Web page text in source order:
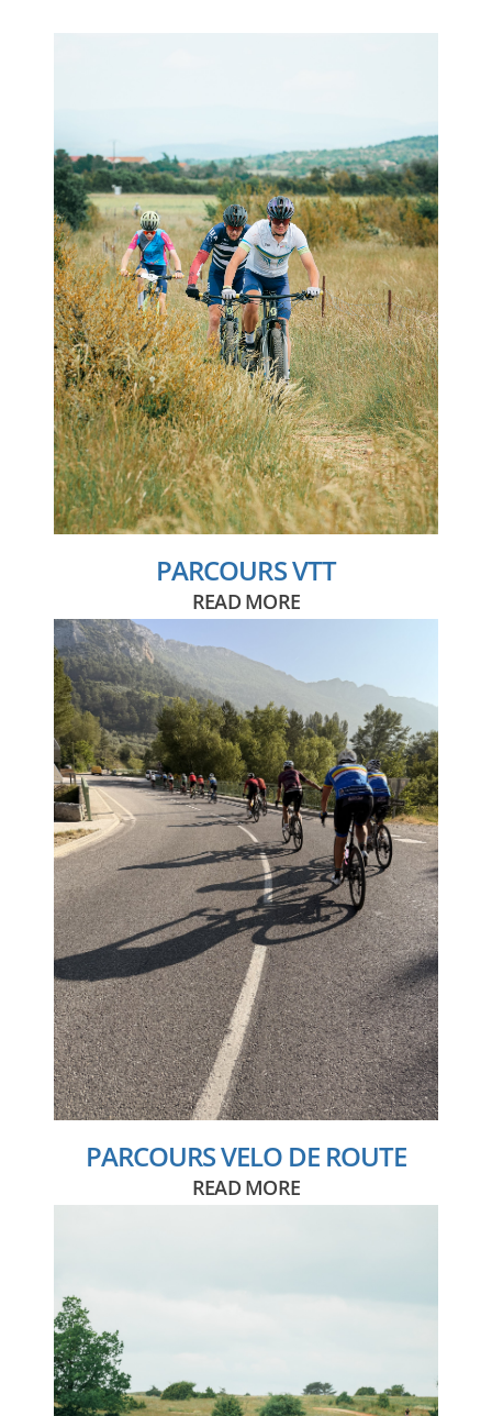
PARCOURS VTT
READ MORE
PARCOURS VELO DE ROUTE
READ MORE
Crédits
TROA
DESIGN & DÉVELOPPEMENT WEB